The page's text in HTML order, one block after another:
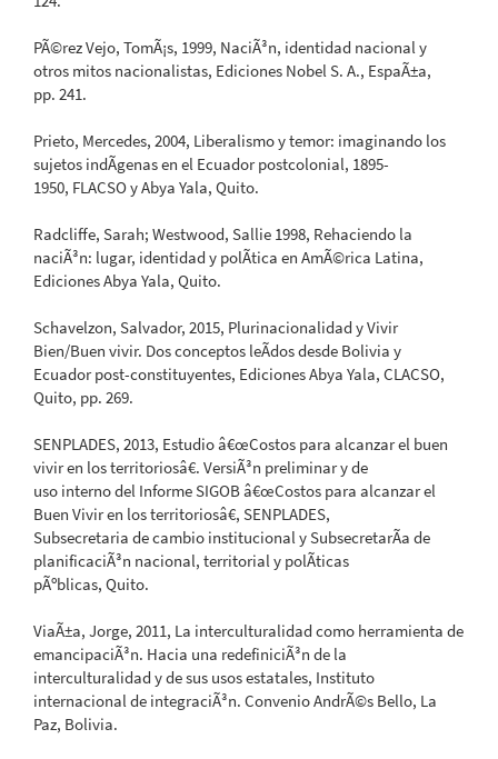
PÃ©rez Vejo, TomÃ¡s, 1999, NaciÃ³n, identidad nacional y
otros mitos nacionalistas, Ediciones Nobel S. A., EspaÃ±a,
pp. 241.
Prieto, Mercedes, 2004, Liberalismo y temor: imaginando los
sujetos indÃ­genas en el Ecuador postcolonial, 1895-
1950, FLACSO y Abya Yala, Quito.
Radcliffe, Sarah; Westwood, Sallie 1998, Rehaciendo la
naciÃ³n: lugar, identidad y polÃ­tica en AmÃ©rica Latina,
Ediciones Abya Yala, Quito.
Schavelzon, Salvador, 2015, Plurinacionalidad y Vivir
Bien/Buen vivir. Dos conceptos leÃ­dos desde Bolivia y
Ecuador post-constituyentes, Ediciones Abya Yala, CLACSO,
Quito, pp. 269.
SENPLADES, 2013, Estudio â€œCostos para alcanzar el buen
vivir en los territoriosâ€. VersiÃ³n preliminar y de
uso interno del Informe SIGOB â€œCostos para alcanzar el
Buen Vivir en los territoriosâ€, SENPLADES,
Subsecretaria de cambio institucional y SubsecretarÃ­a de
planificaciÃ³n nacional, territorial y polÃ­ticas
pÃºblicas, Quito.
ViaÃ±a, Jorge, 2011, La interculturalidad como herramienta de
emancipaciÃ³n. Hacia una redefiniciÃ³n de la
interculturalidad y de sus usos estatales, Instituto
internacional de integraciÃ³n. Convenio AndrÃ©s Bello, La
Paz, Bolivia.